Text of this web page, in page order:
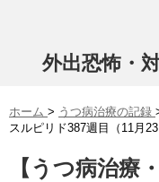
外出恐怖・
ホーム > うつ病治療の記録
スルピリド387週目（11月23
【うつ病治療